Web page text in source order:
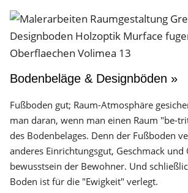
Bodenbeläge & Designböden »
Fußboden gut; Raum-Atmosphäre
man daran, wenn man einen Raum "be-
des Boden­belages. Denn der Fuß­boden
anderes Einrichtungs­gut, Geschmack
bewusstsein der Bewohner. Und
Boden ist für die "Ewigkeit" verlegt.